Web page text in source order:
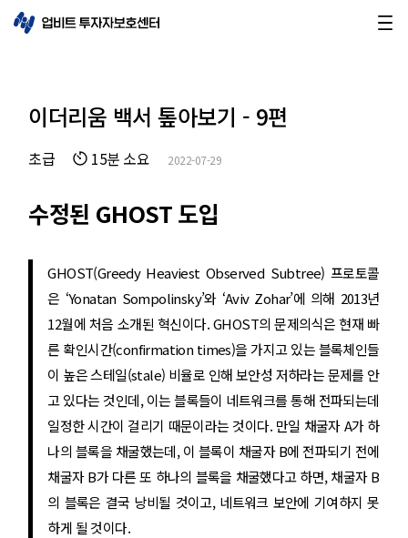
이더리움 백서 톺아보기 - 9편
초급 15분 소요 2022-07-29
수정된 GHOST 도입
GHOST(Greedy Heaviest Observed Subtree) 프로토콜
은 ‘Yonatan Sompolinsky’와 ‘Aviv Zohar’에 의해 2013년
12월에 처음 소개된 혁신이다. GHOST의 문제의식은 현재 빠
른 확인시간(confirmation times)을 가지고 있는 블록체인들
이 높은 스테일(stale) 비율로 인해 보안성 저하라는 문제를 안
고 있다는 것인데, 이는 블록들이 네트워크를 통해 전파되는데
일정한 시간이 걸리기 때문이라는 것이다. 만일 채굴자 A가 하
나의 블록을 채굴했는데, 이 블록이 채굴자 B에 전파되기 전에
채굴자 B가 다른 또 하나의 블록을 채굴했다고 하면, 채굴자 B
의 블록은 결국 낭비될 것이고, 네트워크 보안에 기여하지 못
하게 될 것이다.